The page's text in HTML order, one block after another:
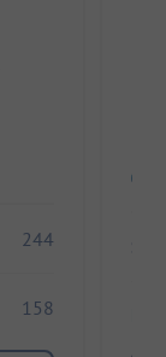
244
158